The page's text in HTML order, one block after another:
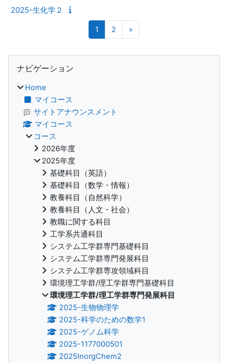
2025-生化学２
1 ページ 1
2 ページ 2
»
ブロック
ナビゲーション
Home
マイコース
サイトアナウンスメント
マイコース
コース
2026年度
2025年度
基礎科目（英語）
基礎科目（数学・情報）
教養科目（自然科学）
教養科目（人文・社会）
教職に関する科目
工学系共通科目
システム工学群専門基礎科目
システム工学群専門発展科目
システム工学群専攻領域科目
環境理工学群/理工学群専門基礎科目
環境理工学群/理工学群専門発展科目
2025-生物物理学
2025-科学のための数学1
2025-ゲノム科学
2025-1177000501
2025InorgChem2